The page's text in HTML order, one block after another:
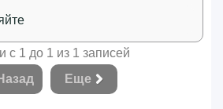
с 1 до 1 из 1 записей
Еще